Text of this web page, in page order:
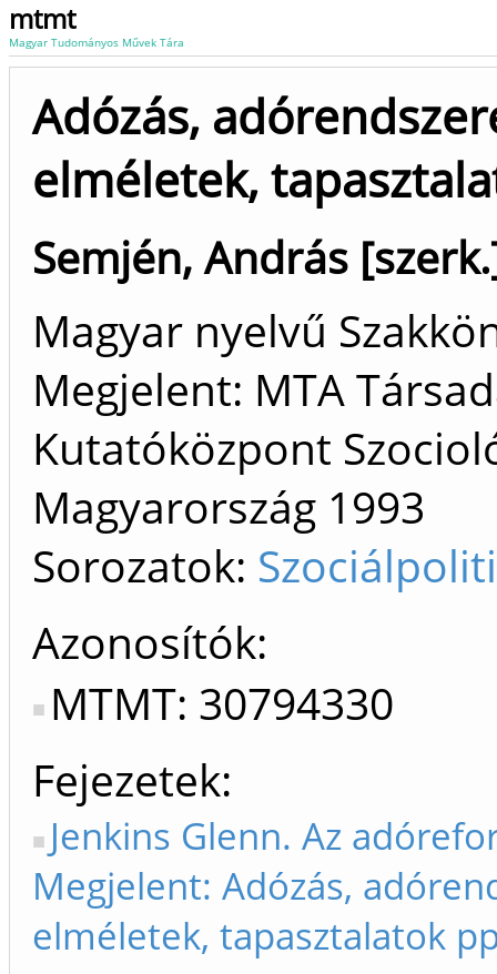
mtmt
Magyar Tudományos Művek Tára
Adózás,
elméletek,
Semjén, András
Magyar nyelvű
Megjelent: MTA
Kutatóközpont
Magyarország 1993
Sorozatok:
Azonosítók
MTMT: 30794330
Fejezetek
Jenkins Glenn. Az
Megjelent: Adózás,
elméletek, tapasztalatok